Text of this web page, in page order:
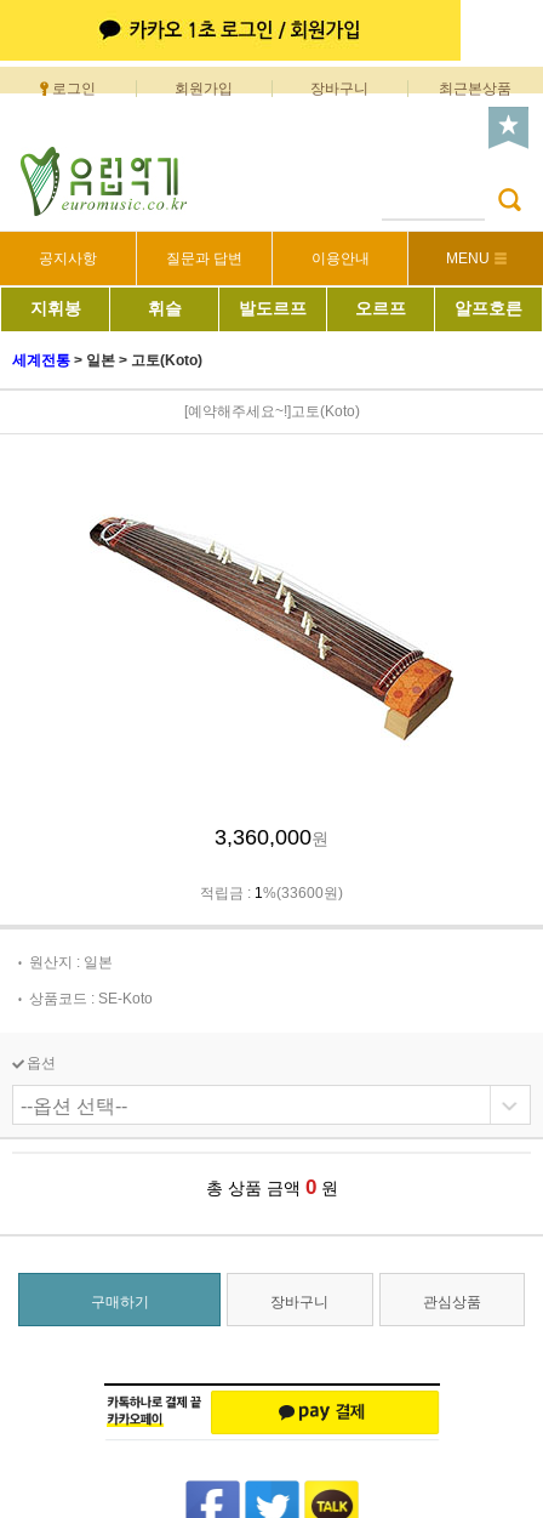
로그인 회원가입 장바구니 최근본상품
공지사항 질문과 답변 이용안내 MENU
지휘봉 휘슬 발도르프 오르프 알프호른
세계전통 > 일본 > 고토(Koto)
[예약해주세요~!]고토(Koto)
3,360,000원
적립금 : 1%(33600원)
원산지 : 일본
상품코드 : SE-Koto
옵션
총 상품 금액 0 원
구매하기 장바구니 관심상품